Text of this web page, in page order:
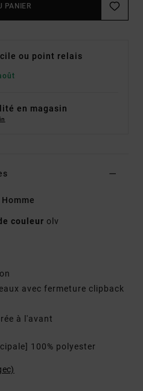
PANIER
ou point relais
en magasin
couleur olv
avec fermeture clipback
à l'avant
100% polyester